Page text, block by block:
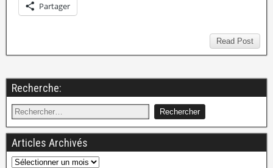
Partager
Read Post
Recherche:
Articles Archivés